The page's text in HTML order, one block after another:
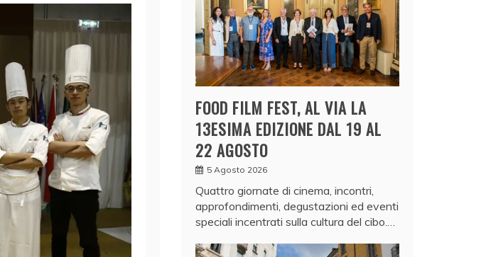
FOOD FILM FEST, AL VIA LA
13ESIMA EDIZIONE DAL 19 AL
22 AGOSTO
5 Agosto 2026
Quattro giornate di cinema, incontri,
approfondimenti, degustazioni ed eventi
speciali incentrati sulla cultura del cibo.…